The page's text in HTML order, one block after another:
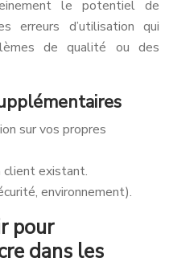
le potentiel de
erreurs d’utilisation qui
de qualité ou des
sur vos propres
client existant.
environnement).
pour
dans les